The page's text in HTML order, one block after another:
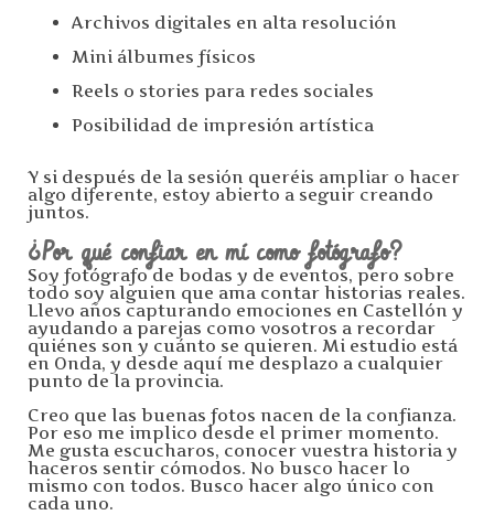
Archivos digitales en alta resolución
Mini álbumes físicos
Reels o stories para redes sociales
Posibilidad de impresión artística
Y si después de la sesión queréis ampliar o hacer
algo diferente, estoy abierto a seguir creando
juntos.
¿Por qué confiar en mí como fotógrafo?
Soy fotógrafo de bodas y de eventos, pero sobre
todo soy alguien que ama contar historias reales.
Llevo años capturando emociones en Castellón y
ayudando a parejas como vosotros a recordar
quiénes son y cuánto se quieren. Mi estudio está
en Onda, y desde aquí me desplazo a cualquier
punto de la provincia.
Creo que las buenas fotos nacen de la confianza.
Por eso me implico desde el primer momento.
Me gusta escucharos, conocer vuestra historia y
haceros sentir cómodos. No busco hacer lo
mismo con todos. Busco hacer algo único con
cada uno.